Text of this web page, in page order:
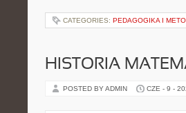
CATEGORIES: PEDAGOGIKA I
HISTORIA
POSTED BY ADMIN CZE - 9 -